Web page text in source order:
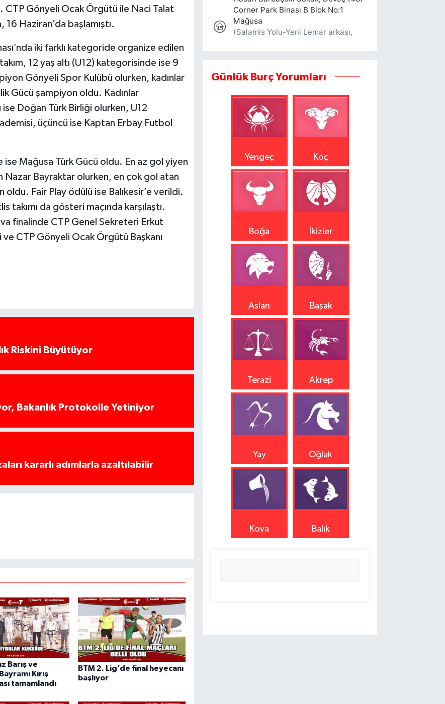
CTP Gönyeli Ocak Örgütü ile Naci Talat
Haziran’da başlamıştı.
iki farklı kategoride organize edilen
12 yaş altı (U12) kategorisinde ise 9
Gönyeli Spor Kulübü olurken, kadınlar
Gücü şampiyon oldu. Kadınlar
Doğan Türk Birliği olurken, U12
üçüncü ise Kaptan Erbay Futbol
ise Mağusa Türk Gücü oldu. En az gol yiyen
Nazar Bayraktar olurken, en çok gol atan
oldu. Fair Play ödülü ise Balıkesir’e verildi.
takımı da gösteri maçında karşılaştı.
finalinde CTP Genel Sekreteri Erkut
ve CTP Gönyeli Ocak Örgütü Başkanı
Riskini Büyütüyor
Bakanlık Protokolle Yetiniyor
kararlı adımlarla azaltılabilir
Barış ve
Kırış
tamamlandı
BTM 2. Lig’de final heyecanı
başlıyor
Günlük Burç Yorumları
Yengeç Koç
Boğa İkizler
Aslan Başak
Terazi Akrep
Yay Oğlak
Kova Balık